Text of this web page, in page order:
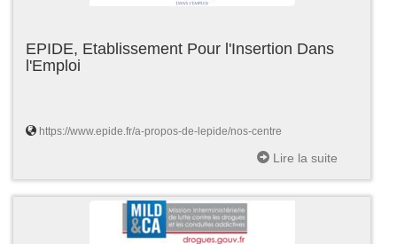
EPIDE, Etablissement Pour l'Insertion Dans
l'Emploi
https://www.epide.fr/a-propos-de-lepide/nos-centre
Lire la suite